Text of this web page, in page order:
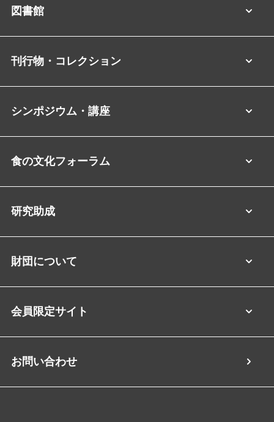
図書館
刊行物・コレクション
シンポジウム・講座
食の文化フォーラム
研究助成
財団について
会員限定サイト
お問い合わせ